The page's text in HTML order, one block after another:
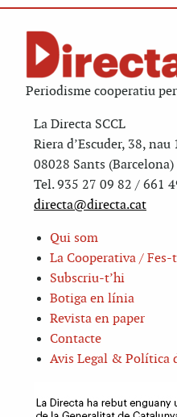
Periodisme cooperatiu
La Directa SCCL
Riera d’Escuder, 38, nau
08028 Sants (Barcelona)
Tel. 935 27 09 82 / 661
directa@directa.cat
Qui som
La Cooperativa / Fes-
Subscriu-t’hi
Botiga en línia
Revista en paper
Contacte
Avis Legal & Política